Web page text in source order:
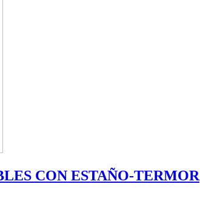
CON ESTAÑO-TERMOR